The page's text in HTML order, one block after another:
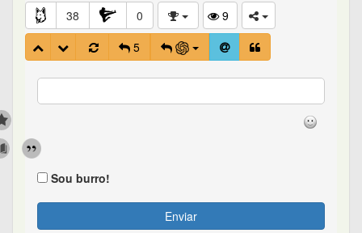
38 0
9
5
Sou burro!
Enviar